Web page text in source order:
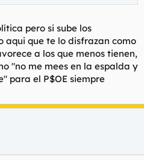
hay formas de movilizar a
orden establecido...
expandir...
elegir entre esos dos, Blair
un angelito.
expandir...
las medidas que más
pueden ser de 'izquierdas'
resumidamente:
fijar los tipos en vez del
del parlamento: Mal.
pero si sube los
aqui que te lo disfrazan como
a los que menos tienen,
"no me mees en la espalda y
para el P$OE siempre